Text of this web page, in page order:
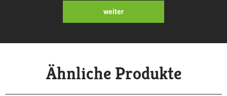
weiter
Ähnliche Produkte